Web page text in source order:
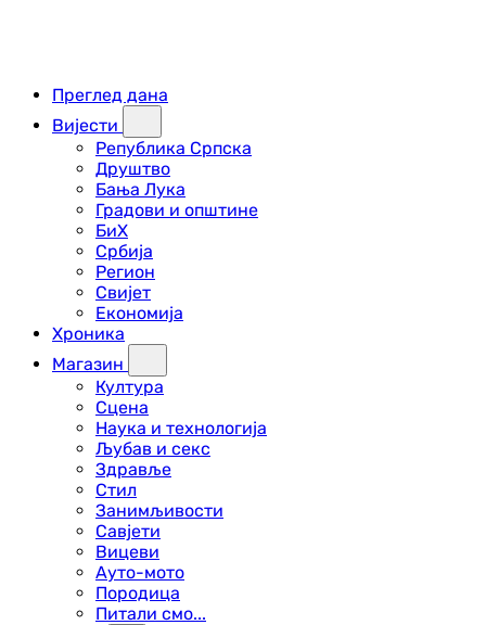
Преглед дана
Вијести
Република Српска
Друштво
Бања Лука
Градови и општине
БиХ
Србија
Регион
Свијет
Економија
Хроника
Магазин
Култура
Сцена
Наука и технологија
Љубав и секс
Здравље
Стил
Занимљивости
Савјети
Вицеви
Ауто-мото
Породица
Питали смо...